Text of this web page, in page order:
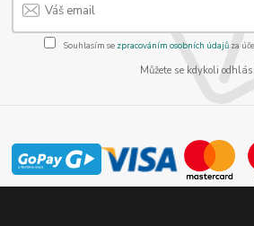
Souhlasím se zpracováním osobních údajůza
Můžete se kdykoli